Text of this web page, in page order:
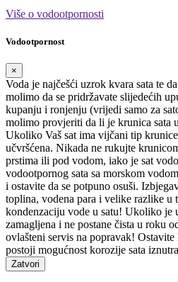
Više o vodootpornosti
Vodootpornost
×
Voda je najčešći uzrok kvara sata te
molimo da se pridržavate slijedećih
kupanju i ronjenju (vrijedi samo za
molimo provjeriti da li je krunica sata
Ukoliko Vaš sat ima vijčani tip
učvršćena. Nikada ne rukujte
prstima ili pod vodom, iako je sat
vodootpornog sata sa morskom
i ostavite da se potpuno osuši.
toplina, vodena para i velike razlike u
kondenzaciju vode u satu! Ukoliko je
zamagljena i ne postane čista u roku
ovlašteni servis na popravak!
postoji mogućnost korozije sata
Zatvori